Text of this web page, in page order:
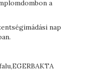
a
nap